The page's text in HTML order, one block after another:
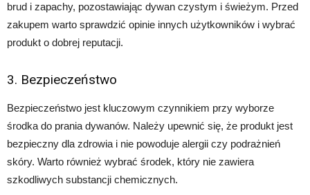
brud i zapachy, pozostawiając dywan czystym i świeżym. Przed
zakupem warto sprawdzić opinie innych użytkowników i wybrać
produkt o dobrej reputacji.
3. Bezpieczeństwo
Bezpieczeństwo jest kluczowym czynnikiem przy wyborze
środka do prania dywanów. Należy upewnić się, że produkt jest
bezpieczny dla zdrowia i nie powoduje alergii czy podrażnień
skóry. Warto również wybrać środek, który nie zawiera
szkodliwych substancji chemicznych.